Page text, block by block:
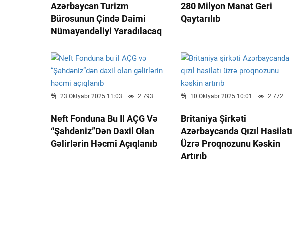
Azərbaycan Turizm
Bürosunun Çində Daimi
Nümayəndəliyi Yaradılacaq
280 Milyon Manat Geri
Qaytarılıb
23 Oktyabr 2025 11:03 2 793
Neft Fonduna Bu Il AÇG Və
“Şahdəniz”dən Daxil Olan
Gəlirlərin Həcmi Açıqlanıb
10 Oktyabr 2025 10:01 2 772
Britaniya Şirkəti
Azərbaycanda Qızıl Hasilatı
Üzrə Proqnozunu Kəskin
Artırıb